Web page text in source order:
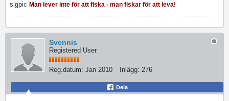
sigpic Man lever inte för att fiska - man fiskar för att leva!
Svennis
Registered User
Reg.datum: Jan 2010 Inlägg: 276
Dela